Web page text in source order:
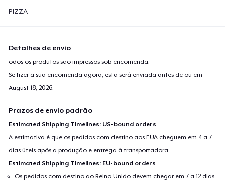
PIZZA
Detalhes de envio
odos os produtos são impressos sob encomenda.
Se fizer a sua encomenda agora, esta será enviada antes de ou em
August 18, 2026.
Prazos de envio padrão
Estimated Shipping Timelines: US-bound orders
A estimativa é que os pedidos com destino aos EUA cheguem em 4 a 7
dias úteis após a produção e entrega à transportadora.
Estimated Shipping Timelines: EU-bound orders
Os pedidos com destino ao Reino Unido devem chegar em 7 a 12 dias